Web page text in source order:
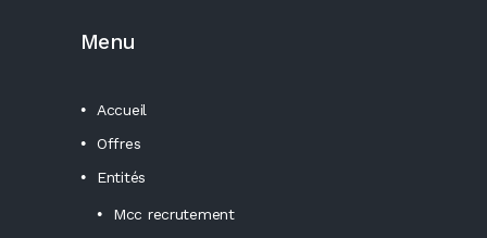
Menu
Accueil
Offres
Entités
Mcc recrutement